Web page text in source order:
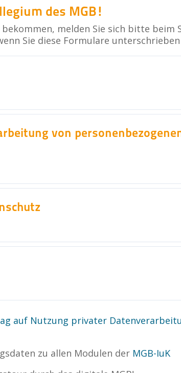
des MGB!
bekommen, melden Sie sich bitte beim
Sie diese Formulare
von
auf Nutzung privater
zu allen Modulen der MGB-IuK